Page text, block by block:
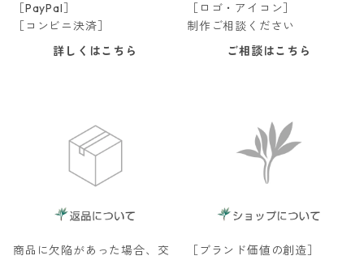
［PayPal］
［コンビニ決済］
詳しくはこちら
［ロゴ・アイコン］
制作ご相談ください
ご相談はこちら
商品に欠陥があった場合、交
［ブランド価値の創造］